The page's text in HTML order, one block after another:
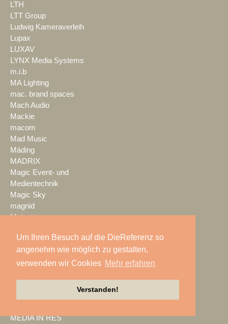
Um Ihren Besuch auf die DieReferenz so
angenehm wie möglich zu gestalten,
verwenden wir Cookies Mehr erfahren
Verstanden!
LTH
LTT Group
Ludwig Kameraverleih
Lupax
LUXAV
LYNX Media Systems
m.i.b
MA Lighting
mac. brand spaces
Mach Audio
Mackie
macom
Mad Music
Mäding
MADRIX
Magic Event- und
Medientechnik
Magic Sky
magnid
Mainstage
Markus Zehner
Martin Audio
Martin by HARMAN
MEDIA IN RES